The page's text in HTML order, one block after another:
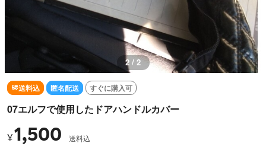
2 / 2
送料込 匿名配送 すぐに購入可
07エルフで使用したドアハンドルカバー
¥1,500 送料込